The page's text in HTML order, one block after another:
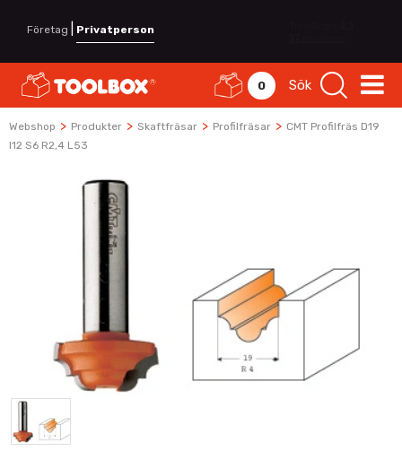
Företag Privatperson
0 Sök
Webshop > Produkter > Skaftfräsar > Profilfräsar > CMT Profilfräs D19
I12 S6 R2,4 L53